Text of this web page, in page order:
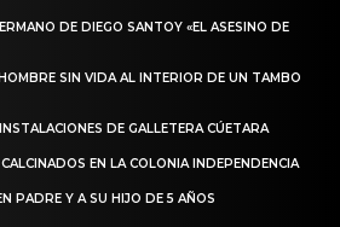
DE DIEGO SANTOY «EL ASESINO DE
SIN VIDA AL INTERIOR DE UN TAMBO
DE GALLETERA CÚETARA
EN LA COLONIA INDEPENDENCIA
PADRE Y A SU HIJO DE 5 AÑOS